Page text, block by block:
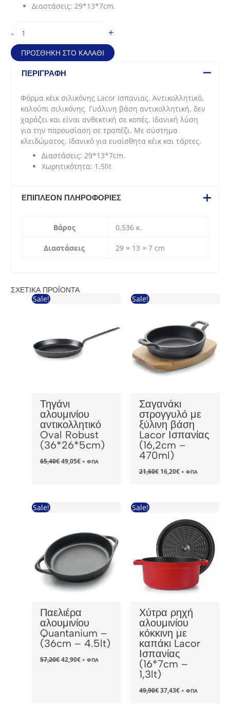
Διαστάσεις: 29*13*7cm.
-
κέικ
σιλικόνης
και
αντικολλητική
1,5lit)
ποσότητα
+
ΠΡΟΣΘΉΚΗ ΣΤΟ ΚΑΛΆΘΙ
ΠΕΡΙΓΡΑΦΉ
Φόρμα κέικ σιλικόνης Lacor Ισπανιας. Αντικολλητικό,
καλούπι σιλικόνης. Γυάλινη βάση αντικολλητική, δεν
χαράζει και είναι ανθεκτική σε κοπές. Ιδανική λύση
για την παρουσίαση σε τραπέζι. Με σύστημα
κλειδώματος. Ιδανικό για ευαίσθητα κέικ και τάρτες.
Διαστάσεις: 29*13*7cm.
Χωρητικότητα: 1,5lit
ΕΠΙΠΛΈΟΝ ΠΛΗΡΟΦΟΡΊΕΣ
Βάρος 0,536 κ.
Διαστάσεις 29 × 13 × 7 cm
ΣΧΕΤΙΚΆ ΠΡΟΪΌΝΤΑ
Sale!
Τηγάνι
αλουμινίου
αντικολλητικό
Oval Robust
(36*26*5cm)
65,40€ Original
price
49,05€Η+ ΦΠΑ
Sale!
Σαγανάκι
στρογγυλό με
ξύλινη βάση
Lacor Ισπανίας
(16,2cm –
470ml)
21,60€ Original
price
16,20€Η+ ΦΠΑ
Sale!
Παελιέρα
αλουμινίου
Quantanium –
(36cm – 4.5lt)
57,20€ Original
price
42,90€Η+ ΦΠΑ
Sale!
Χύτρα ρηχή
αλουμινίου
κόκκινη με
καπάκι Lacor
Ισπανίας
(16*7cm –
1,3lt)
49,90€Original
price
37,43€Η+ ΦΠΑ